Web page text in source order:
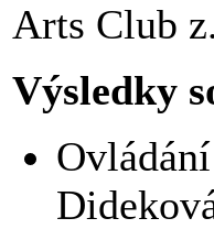
Arts Club
Výsledky